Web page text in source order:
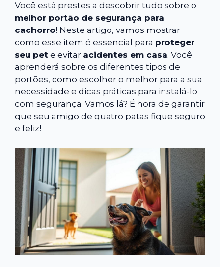
Você está prestes a descobrir tudo sobre o
melhor portão de segurança para
cachorro! Neste artigo, vamos mostrar
como esse item é essencial para proteger
seu pet e evitar acidentes em casa. Você
aprenderá sobre os diferentes tipos de
portões, como escolher o melhor para a sua
necessidade e dicas práticas para instalá-lo
com segurança. Vamos lá? É hora de garantir
que seu amigo de quatro patas fique seguro
e feliz!